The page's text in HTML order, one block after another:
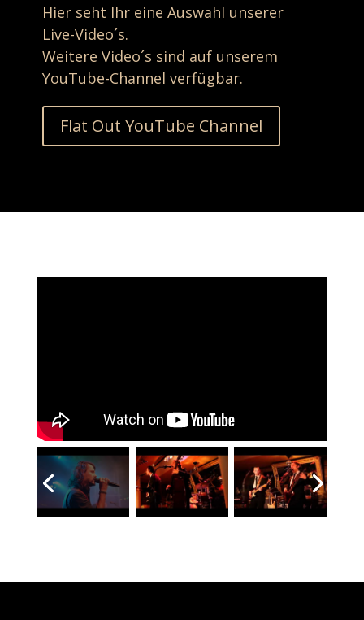
Hier seht Ihr eine Auswahl unserer
Live-Video´s.
Weitere Video´s sind auf unserem
YouTube-Channel verfügbar.
Flat Out YouTube Channel